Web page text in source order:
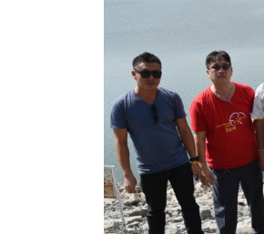
รายงานผู้ใช้บริการกล้อง CCTV
ข้อมูลการเลือกตั้ง
นโยบายคุ้มครองข้อมูลส่วนบุค
ผลงาน